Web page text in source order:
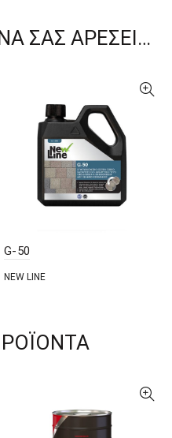
ΣΑΣ ΑΡΈΣΕΙ…
G-50
NEW LINE